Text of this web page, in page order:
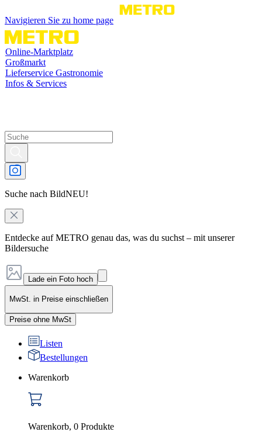
Navigieren Sie zu home page
Online-Marktplatz
Großmarkt
Lieferservice Gastronomie
Infos & Services
Suche nach BildNEU!
Entdecke auf METRO genau das, was du suchst – mit unserer
Bildersuche
Lade ein Foto hoch
MwSt. in Preise einschließen
Preise ohne MwSt
Listen
Bestellungen
Warenkorb
Warenkorb, 0 Produkte